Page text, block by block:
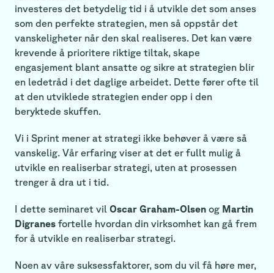
investeres det betydelig tid i å utvikle det som anses
som den perfekte strategien, men så oppstår det
vanskeligheter når den skal realiseres. Det kan være
krevende å prioritere riktige tiltak, skape
engasjement blant ansatte og sikre at strategien blir
en ledetråd i det daglige arbeidet. Dette fører ofte til
at den utviklede strategien ender opp i den
beryktede skuffen.
Vi i Sprint mener at strategi ikke behøver å være så
vanskelig. Vår erfaring viser at det er fullt mulig å
utvikle en realiserbar strategi, uten at prosessen
trenger å dra ut i tid.
I dette seminaret vil Oscar Graham-Olsen og Martin
Digranes fortelle hvordan din virksomhet kan gå frem
for å utvikle en realiserbar strategi.
Noen av våre suksessfaktorer, som du vil få høre mer,